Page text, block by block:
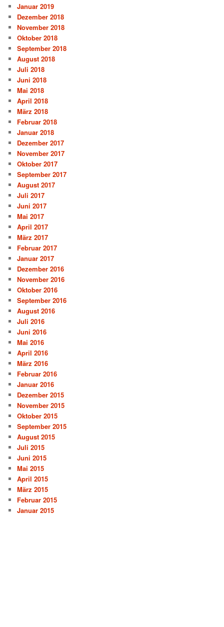
Januar 2019
Dezember 2018
November 2018
Oktober 2018
September 2018
August 2018
Juli 2018
Juni 2018
Mai 2018
April 2018
März 2018
Februar 2018
Januar 2018
Dezember 2017
November 2017
Oktober 2017
September 2017
August 2017
Juli 2017
Juni 2017
Mai 2017
April 2017
März 2017
Februar 2017
Januar 2017
Dezember 2016
November 2016
Oktober 2016
September 2016
August 2016
Juli 2016
Juni 2016
Mai 2016
April 2016
März 2016
Februar 2016
Januar 2016
Dezember 2015
November 2015
Oktober 2015
September 2015
August 2015
Juli 2015
Juni 2015
Mai 2015
April 2015
März 2015
Februar 2015
Januar 2015